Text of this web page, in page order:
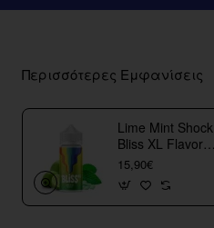
Περισσότερες Εμφανίσεις
Lime Mint Shock
Bliss XL Flavor
Shots
15,90€